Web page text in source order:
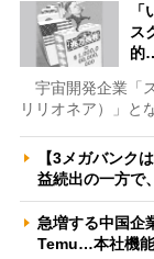
ス
的
宇宙開発企業「
リリオネア）」と
【3メガバンク
益続出の一方で
急増する中国企
Temu…本社機